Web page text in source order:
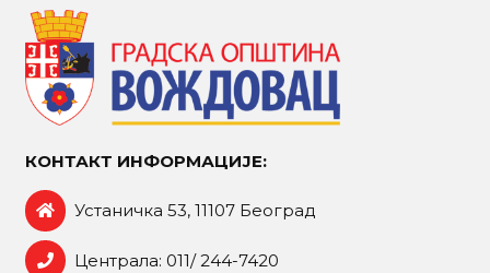
КОНТАКТ ИНФОРМАЦИЈЕ:
Устаничка 53, 11107 Београд
Централа: 011/ 244-7420